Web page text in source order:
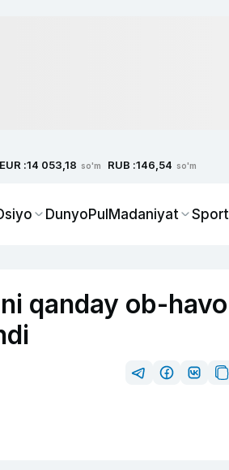
EUR :14 053,18 so'm RUB :146,54 so'm
DunyoPulMadaniyat Sport
qanday ob-havo